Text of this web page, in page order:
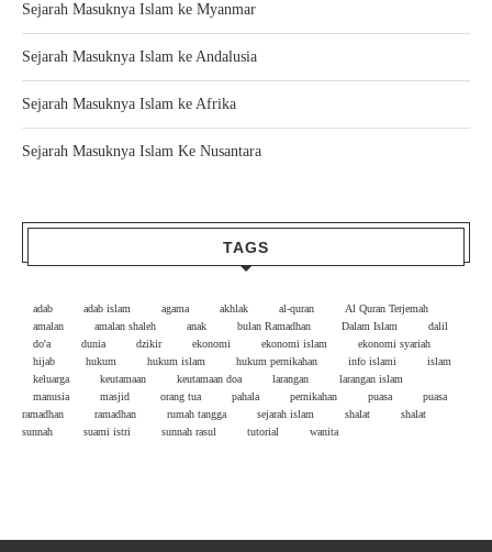
Sejarah Masuknya Islam ke Myanmar
Sejarah Masuknya Islam ke Andalusia
Sejarah Masuknya Islam ke Afrika
Sejarah Masuknya Islam Ke Nusantara
TAGS
adab adab islam agama akhlak al-quran
Al Quran Terjemah
amalan
amalan shaleh anak bulan Ramadhan Dalam Islam
dalil
do'a
dunia dzikir ekonomi ekonomi islam
ekonomi syariah
hijab
hukum hukum islam hukum pernikahan info islami
islam
keluarga
keutamaan keutamaan doa larangan
larangan islam
manusia
masjid orang tua pahala pernikahan puasa
puasa
ramadhan
ramadhan rumah tangga sejarah islam shalat
shalat
sunnah
suami istri sunnah rasul tutorial wanita